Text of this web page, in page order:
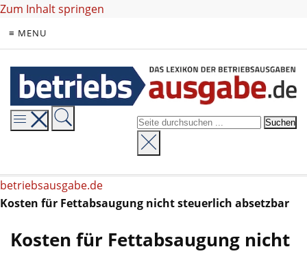
Zum Inhalt springen
≡ MENU
betriebsausgabe.de
Kosten für Fettabsaugung nicht steuerlich absetzbar
Kosten für Fettabsaugung nicht